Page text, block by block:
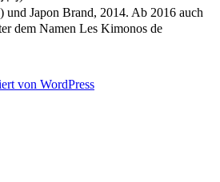
Japon Brand, 2014. Ab 2016 auch
dem Namen Les Kimonos de
von WordPress